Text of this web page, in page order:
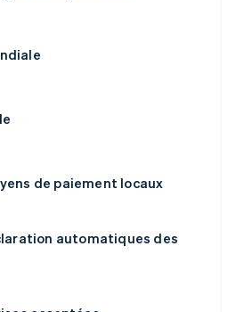
de paiement locaux
automatiques des